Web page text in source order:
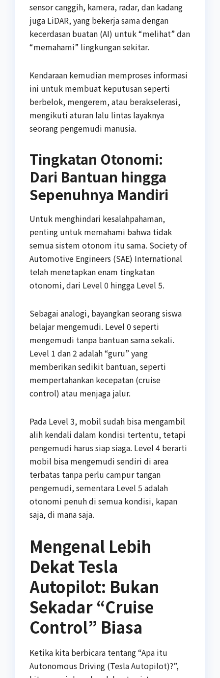
sensor canggih, kamera, radar, dan kadang
juga LiDAR, yang bekerja sama dengan
kecerdasan buatan (AI) untuk “melihat” dan
“memahami” lingkungan sekitar.
Kendaraan kemudian memproses informasi
ini untuk membuat keputusan seperti
berbelok, mengerem, atau berakselerasi,
mengikuti aturan lalu lintas layaknya
seorang pengemudi manusia.
Tingkatan Otonomi:
Dari Bantuan hingga
Sepenuhnya Mandiri
Untuk menghindari kesalahpahaman,
penting untuk memahami bahwa tidak
semua sistem otonom itu sama. Society of
Automotive Engineers (SAE) International
telah menetapkan enam tingkatan
otonomi, dari Level 0 hingga Level 5.
Sebagai analogi, bayangkan seorang siswa
belajar mengemudi. Level 0 seperti
mengemudi tanpa bantuan sama sekali.
Level 1 dan 2 adalah “guru” yang
memberikan sedikit bantuan, seperti
mempertahankan kecepatan (cruise
control) atau menjaga jalur.
Pada Level 3, mobil sudah bisa mengambil
alih kendali dalam kondisi tertentu, tetapi
pengemudi harus siap siaga. Level 4 berarti
mobil bisa mengemudi sendiri di area
terbatas tanpa perlu campur tangan
pengemudi, sementara Level 5 adalah
otonomi penuh di semua kondisi, kapan
saja, di mana saja.
Mengenal Lebih
Dekat Tesla
Autopilot: Bukan
Sekadar “Cruise
Control” Biasa
Ketika kita berbicara tentang “Apa itu
Autonomous Driving (Tesla Autopilot)?”,